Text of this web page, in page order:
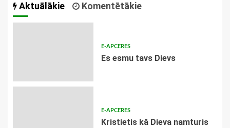
Aktuālākie Komentētākie
E-APCERES
Es esmu tavs Dievs
E-APCERES
Kristietis kā Dieva namturis